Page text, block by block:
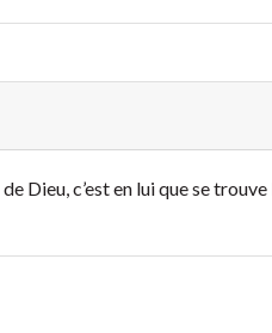
Dieu, c’est en lui que se